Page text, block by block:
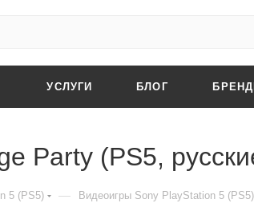
УСЛУГИ БЛОГ
Party (PS5,
5 (PS5) — Видеоигры Sony PlayStation 5 (PS5)